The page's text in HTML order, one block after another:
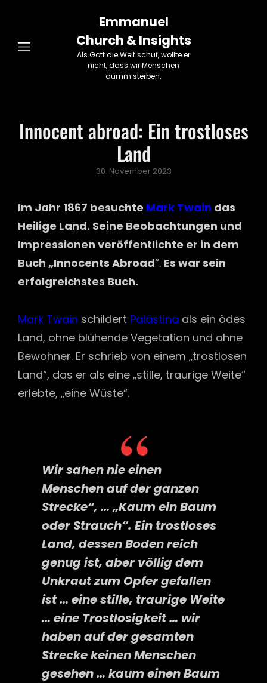
Emmanuel
Church & Insights
Als Gott die Welt schuf, wollte er
nicht, dass wir Menschen
dumm sterben.
Innocent abroad: Ein trostloses
Land
Posted
30. November 2023
Im Jahr 1867 besuchte Mark Twain das
Heilige Land. Seine Beobachtungen und
Impressionen veröffentlichte er in dem
Buch „Innocents Abroad“. Es war sein
erfolgreichstes Buch.
Mark Twain schildert Palästina als ein ödes
Land, ohne blühende Vegetation und ohne
Bewohner. Er schrieb von einem „trostlosen
Land“, das er als eine „stille, traurige Weite“
erlebte, „eine Wüste“.
Wir sahen nie einen
Menschen auf der ganzen
Strecke“, … „Kaum ein Baum
oder Strauch“. Ein trostloses
Land, dessen Boden reich
genug ist, aber völlig dem
Unkraut zum Opfer gefallen
ist … eine stille, traurige Weite
… eine Trostlosigkeit … wir
haben auf der gesamten
Strecke keinen Menschen
gesehen … kaum einen Baum